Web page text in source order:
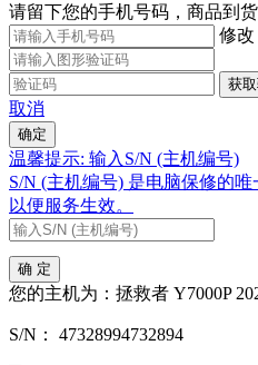
请留下您的手机号码，商品到
修改
获
取消
确定
温馨提示: 输入S/N (主机编号)
S/N (主机编号) 是电脑保修的唯
以便服务生效。
确 定
您的主机为： 拯救者 Y7000P
S/N： 47328994732894